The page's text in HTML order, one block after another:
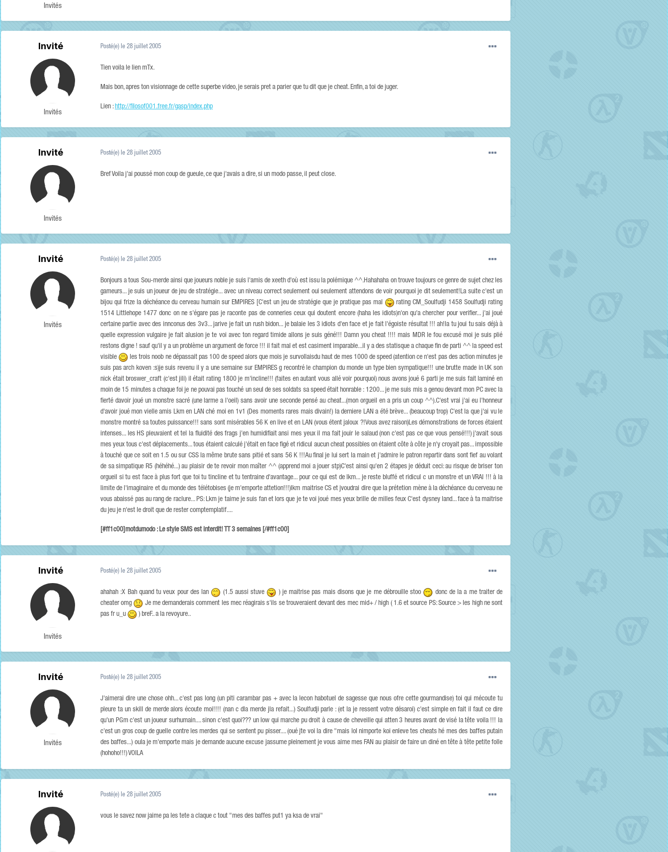
Invités
Invité
Invités
Posté(e) le 28 juillet 2005
Tien voila le lien mTx.
Mais bon, apres ton visionnage de cette superbe video, je serais pret a parier que tu dit que je cheat. Enfin, a toi de juger.
Lien :http://filosof001.free.fr/gasp/index.php
Invité
Invités
Posté(e) le 28 juillet 2005
Bref Voila j'ai poussé mon coup de gueule, ce que j'avais a dire, si un modo passe, il peut close.
Invité
Invités
Posté(e) le 28 juillet 2005
Bonjours a tous Sou-merde ainsi que joueurs noble je suis l'amis de xeeth d'où est issu la polémique ^^.Hahahaha on trouve toujours ce genre de sujet chez les
gameurs... je suis un joueur de jeu de stratégie... avec un niveau correct seulement oui seulement attendons de voir pourquoi je dit seulement!La suite c'est un
bijou qui frize la déchéance du cerveau humain sur EMPIRES [C'est un jeu de stratégie que je pratique pas mal
rating CM_Soulfudji 1458 Soulfudji rating
1514 Littlehope 1477 donc on ne s'égare pas je raconte pas de conneries ceux qui doutent encore (haha les idiots)n'on qu'a chercher pour verifier... j'ai joué
certaine partie avec des innconus des 3v3... jarive je fait un rush bidon... je balaie les 3 idiots d'en face et je fait l'égoiste résultat !!! ah!la tu joui tu sais déjà à
quelle expression vulgaire je fait alusion je te voi avec ton regard timide allons je suis géné!!! Damn you cheat !!!! mais MDR le fou excusé moi je suis plié
restons digne ! sauf qu'il y a un problème un argument de force !!! il fait mal et est casiment imparable...il y a des statisque a chaque fin de parti ^^ la speed est
visible
les trois noob ne dépassait pas 100 de speed alors que mois je survollaisdu haut de mes 1000 de speed (atention ce n'est pas des action minutes je
suis pas arch koven :s)je suis revenu il y a une semaine sur EMPIRES g recontré le champion du monde un type bien sympatique!!! une brutte made in UK son
nick était broswer_craft (c'est jili) il était rating 1800 je m'incline!!! (faites en autant vous allé voir pourquoi) nous avons joué 6 parti je me suis fait laminé en
moin de 15 minutes a chaque foi je ne pouvai pas touché un seul de ses soldats sa speed était honrable : 1200... je me suis mis a genou devant mon PC avec la
fierté davoir joué un monstre sacré (une larme a l'oeil) sans avoir une seconde pensé au cheat...(mon orgueil en a pris un coup ^^).C'est vrai j'ai eu l'honneur
d'avoir joué mon vielle amis Lkm en LAN ché moi en 1v1 (Des moments rares mais divain!) la derniere LAN a été brève... (beaucoup trop) C'est la que j'ai vu le
monstre montré sa toutes puissance!!! sans sont misérables 56 K en live et en LAN (vous étent jaloux ?!Vous avez raison)Les démonstrations de forces étaient
intenses... les HS pleuvaient et tel la fluidité des frags j'en humidifiait ansi mes yeux il ma fait jouir le salaud (non c'est pas ce que vous pensé!!!) j'avait sous
mes yeux tous c'est déplacements... tous étaient calculé j'était en face figé et ridicul aucun cheat possibles on étaient côte à côte je n'y croyait pas... impossible
à touché que ce soit en 1.5 ou sur CSS la même brute sans pitié et sans 56 K !!!Au final je lui sert la main et j'admire le patron repartir dans sont fief au volant
de sa simpatique R5 (héhéhé...) au plaisir de te revoir mon maîter ^^ (apprend moi a jouer stp)C'est ainsi qu'en 2 étapes je déduit ceci: au risque de briser ton
orgueil si tu est face à plus fort que toi tu tincline et tu tentraine d'avantage... pour ce qui est de lkm... je reste bluffé et ridicul c un monstre et un VRAI !!! à la
limite de l'imaginaire et du monde des télétobises (je m'emporte attetion!!!)lkm maitrise CS et jvoudrai dire que la prétetion mène à la déchéance du cerveau ne
vous abaissé pas au rang de raclure... PS: Lkm je taime je suis fan et lors que je te voi joué mes yeux brille de milles feux C'est dysney land... face à ta maitrise
du jeu je n'est le droit que de rester comptemplatif....
[#ff1c00]motdumodo : Le style SMS est interdit! TT 3 semaines [/#ff1c00]
Invité
Invités
Posté(e) le 28 juillet 2005
ahahah :X Bah quand tu veux pour des lan (1.5 aussi stuve ) je maitrise pas mais disons que je me débrouille stoo
donc de la a me traiter de
cheater omg
Je me demanderais comment les mec réagirais s'ils se trouveraient devant des mec mid+ / high ( 1.6 et source PS: Source > les high ne sont
pas fr u_u
) breF.. a la revoyure..
Invité
Invités
Posté(e) le 28 juillet 2005
J'aimerai dire une chose ohh... c'est pas long (un piti carambar pas + avec la lecon habotuel de sagesse que nous ofre cette gourmandise) toi qui mécoute tu
pleure ta un skill de merde alors écoute moi!!!! (nan c dla merde jla refait...) Soulfudji parle : (et la je ressent votre désaroi) c'est simple en fait il faut ce dire
qu'un PGm c'est un joueur surhumain.... sinon c'est quoi??? un low qui marche pu droit à cause de cheveille qui atten 3 heures avant de visé la tête voila !!! la
c'est un gros coup de guelle contre les merdes qui se sentent pu pisser.... (oué jte voi la dire "mais lol nimporte koi enleve tes cheats hé mes des baffes putain
des baffes...) oula je m'emporte mais je demande aucune excuse jassume pleinement je vous aime mes FAN au plaisir de faire un diné en tête à tête petite folle
(hohoho!!!) VOILA
Invité Posté(e) le 28 juillet 2005
vous le savez now jaime pa les tete a claque c tout "mes des baffes put1 ya ksa de vrai"